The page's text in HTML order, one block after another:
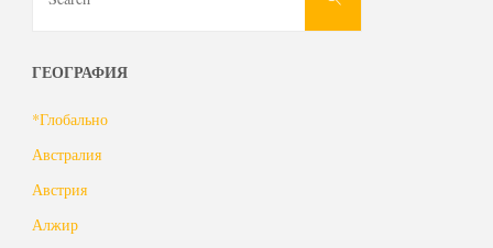
ГЕОГРАФИЯ
*Глобально
Австралия
Австрия
Алжир